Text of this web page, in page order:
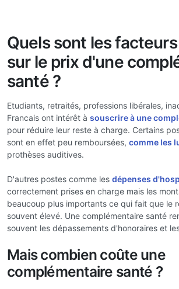
Quels sont les
sur le prix d'une
santé ?
Etudiants, retraités, professions libérales,
Francais ont intérêt à souscrire à une
pour réduire leur reste à charge. Certains
sont en effet peu remboursées, comme les
prothèses auditives.
D'autres postes comme les dépenses
correctement prises en charge mais les
beaucoup plus importants ce qui fait que le
souvent élevé. Une complémentaire santé
souvent les dépassements d'honoraires et
Mais combien coûte une
complémentaire santé ?